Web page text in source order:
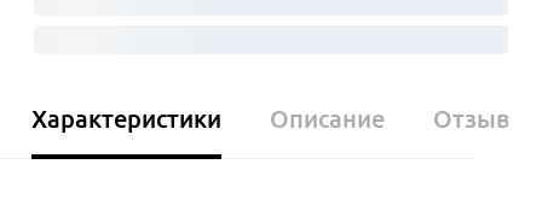
Характеристики Описание Отзывы